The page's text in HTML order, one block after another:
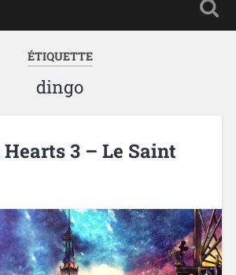
ÉTIQUETTE
dingo
3 – Le Saint